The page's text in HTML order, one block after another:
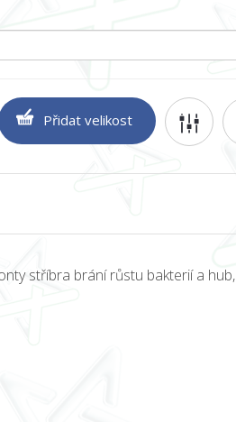
stříbra brání růstu bakterií a hub,